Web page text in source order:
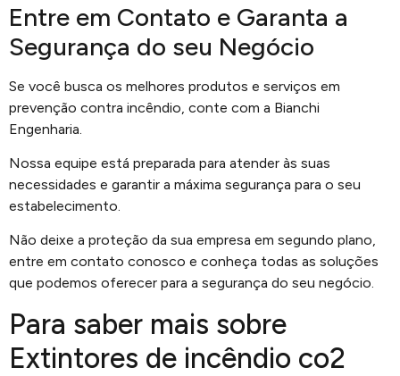
Entre em Contato e Garanta a
Segurança do seu Negócio
Se você busca os melhores produtos e serviços em
prevenção contra incêndio, conte com a Bianchi
Engenharia.
Nossa equipe está preparada para atender às suas
necessidades e garantir a máxima segurança para o seu
estabelecimento.
Não deixe a proteção da sua empresa em segundo plano,
entre em contato conosco e conheça todas as soluções
que podemos oferecer para a segurança do seu negócio.
Para saber mais sobre
Extintores de incêndio co2